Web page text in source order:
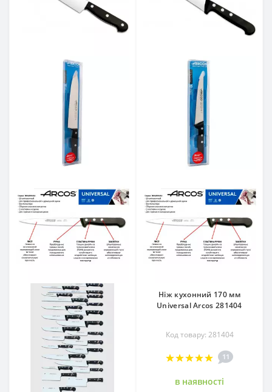
Ніж кухонний 170 мм
Universal Arcos 281404
Код товару: 281404
11
в наявностi